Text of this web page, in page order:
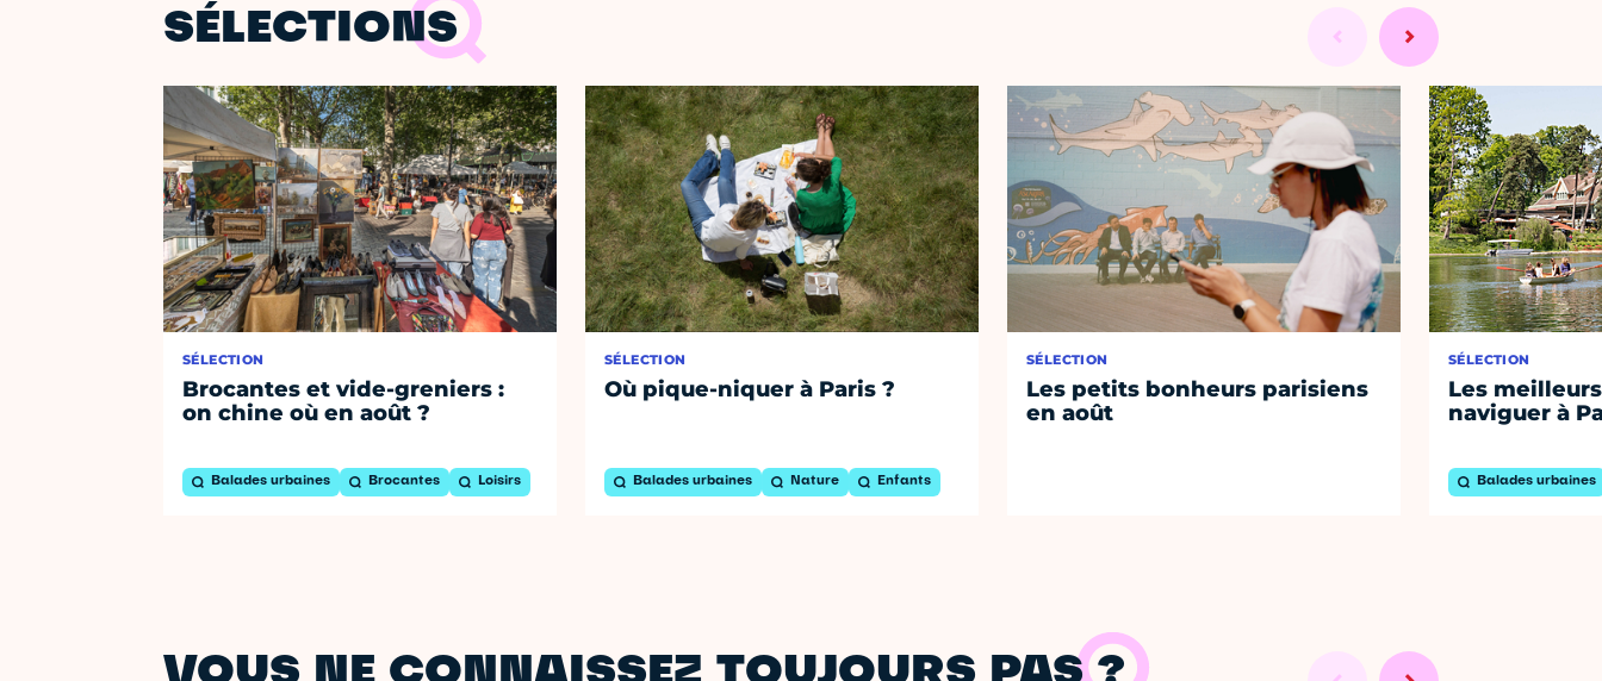
SÉLECTIONS
SÉLECTION
Brocantes et vide-greniers :
on chine où en août ?
Balades urbaines Brocantes Loisirs
SÉLECTION
Où pique-niquer à Paris ?
Balades urbaines Nature Enfants
SÉLECTION
Les petits bonheurs parisiens
en août
SÉLECTION
Les
naviguer à
Balades urbaines